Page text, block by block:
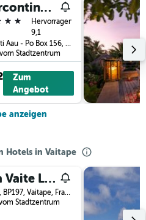
Intercontinental Hotels Bora Bora Resort Thalasso Spa By IHG
Hervorragend
9,1
Motu Piti Aau - Po Box 156, Vaitape, Französisch-Polynesien
Stadtzentrum
Zum
Angebot
anzeigen
Hotels in Vaitape
Bora Vaite Lodge
Vaitape, BP197, Vaitape, Französisch-Polynesien
Stadtzentrum